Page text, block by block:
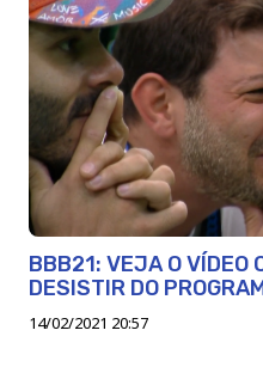
BBB21: VEJA O VÍDEO
DESISTIR DO
14/02/2021 20:57